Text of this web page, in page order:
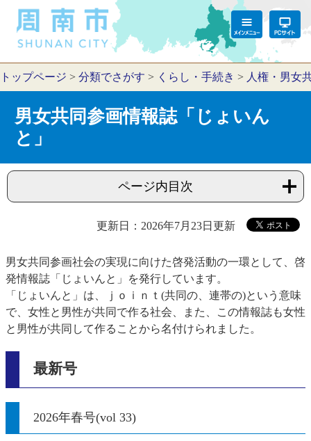
トップページ > 分類でさがす > くらし・手続き > 人権・男女
男女共同参画情報誌「じょいん
と」
ページ内目次
更新日：2026年7月23日更新
男女共同参画社会の実現に向けた啓発活動の一環として、啓
発情報誌「じょいんと」を発行しています。
「じょいんと」は、ｊｏｉｎｔ(共同の、連帯の)という意味
で、女性と男性が共同で作る社会、また、この情報誌も女性
と男性が共同して作ることから名付けられました。
最新号
2026年春号(vol 33)